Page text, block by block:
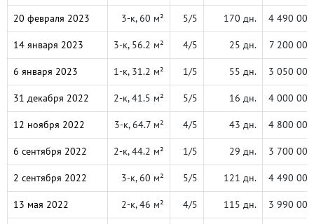
20 февраля 2023 3-к, 60 м² 5/5 170 дн. 4 490 000
14 января 2023 3-к, 56.2 м² 4/5 25 дн. 7 200 000
6 января 2023 1-к, 31.2 м² 1/5 55 дн. 3 050 000
31 декабря 2022 2-к, 41.5 м² 5/5 16 дн. 4 000 000
12 ноября 2022 3-к, 64.7 м² 4/5 43 дн. 4 800 000
6 сентября 2022 2-к, 44.2 м² 1/5 29 дн. 3 700 000
2 сентября 2022 3-к, 60 м² 5/5 121 дн. 4 490 000
13 мая 2022 2-к, 46 м² 4/5 115 дн. 3 990 000